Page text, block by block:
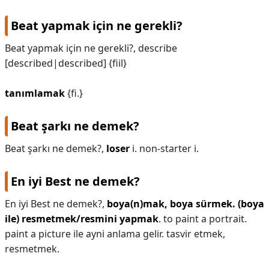
Beat yapmak için ne gerekli?
Beat yapmak için ne gerekli?, describe
[described|described] {fiil}
tanımlamak{fi.}
Beat şarkı ne demek?
Beat şarkı ne demek?, loser i. non-starter i.
En iyi Best ne demek?
En iyi Best ne demek?, boya(n)mak, boya sürmek. (boya
ile) resmetmek/resmini yapmak. to paint a portrait.
paint a picture ile ayni anlama gelir. tasvir etmek,
resmetmek.